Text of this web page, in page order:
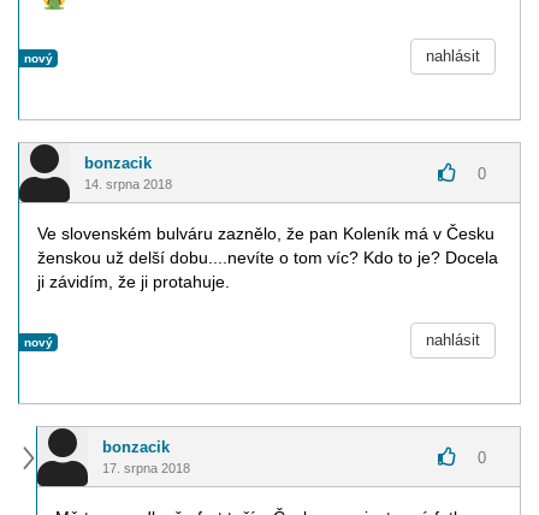
nový nahlásit
bonzacik
14. srpna 2018
0
Ve slovenském bulváru zaznělo, že pan Koleník má v Česku
ženskou už delší dobu....nevíte o tom víc? Kdo to je? Docela
ji závidím, že ji protahuje.
nový nahlásit
bonzacik
17. srpna 2018
0